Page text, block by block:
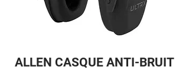
ALLEN CASQUE ANTI-BRUIT